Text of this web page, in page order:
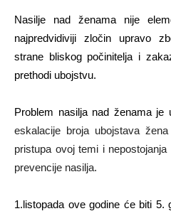
Nasilje nad ženama nije
najpredvidiviji zločin upravo
strane bliskog počinitelja i
prethodi ubojstvu.
Problem nasilja nad ženama je
eskalacije broja ubojstava
pristupa ovoj temi i
prevencije nasilja.
1.listopada ove godine će biti 5.